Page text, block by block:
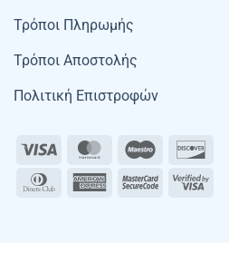
Τρόποι Πληρωμής
Τρόποι Αποστολής
Πολιτική Επιστροφών
Visa MasterCardMaestro
Dinners
AmericanMasterCard
Visa